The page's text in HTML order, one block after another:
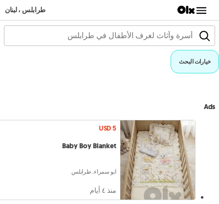
طرابلس ، لبنان
خيارات البحث
Ads
USD 5
Baby Boy Blanket
ابو سمراء, طرابلس
منذ ٤ أيام